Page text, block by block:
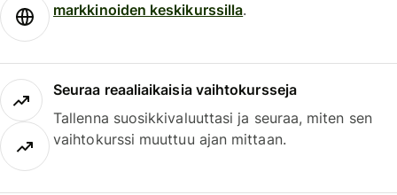
markkinoiden keskikurssilla.
Seuraa reaaliaikaisia vaihtokursseja
Tallenna suosikkivaluuttasi ja seuraa, miten sen
vaihtokurssi muuttuu ajan mittaan.